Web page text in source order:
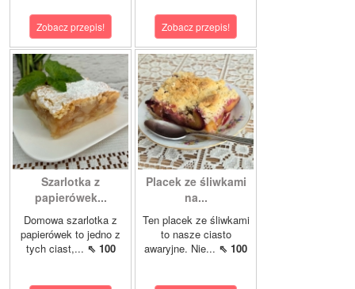
Zobacz przepis! Zobacz przepis!
Szarlotka z
papierówek...
Domowa szarlotka z
papierówek to jedno z
tych ciast,... ⇖ 100
Placek ze śliwkami
na...
Ten placek ze śliwkami
to nasze ciasto
awaryjne. Nie... ⇖ 100